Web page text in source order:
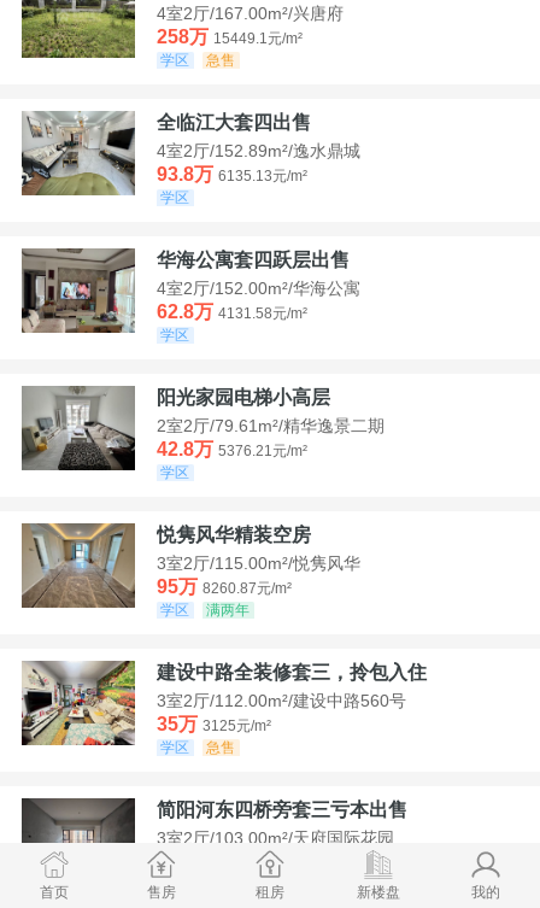
4室2厅/167.00m²/兴唐府
258万 15449.1元/m²
学区
急售
全临江大套四出售
4室2厅/152.89m²/逸水鼎城
93.8万 6135.13元/m²
学区
华海公寓套四跃层出售
4室2厅/152.00m²/华海公寓
62.8万 4131.58元/m²
学区
阳光家园电梯小高层
2室2厅/79.61m²/精华逸景二期
42.8万 5376.21元/m²
学区
悦隽风华精装空房
3室2厅/115.00m²/悦隽风华
95万 8260.87元/m²
学区
满两年
建设中路全装修套三，拎包入住
3室2厅/112.00m²/建设中路560号
35万 3125元/m²
学区
急售
简阳河东四桥旁套三亏本出售
3室2厅/103.00m²/天府国际花园
78.8万
7650.49元/m²
学区
首页 售房 租房 新楼盘 我的